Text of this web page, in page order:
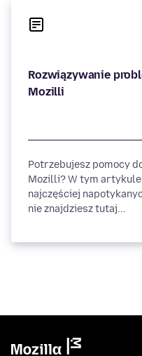
Rozwiązywanie
Potrzebujesz pomocy
Mozilli? W tym
najczęściej
nie znajdziesz tutaj...